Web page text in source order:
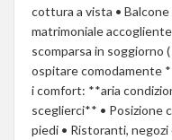
cottura a vista • Balcone
matrimoniale
scomparsa in soggiorno
ospitare comodamente
i comfort: **aria
sceglierci** • Posizione
piedi • Ristoranti,